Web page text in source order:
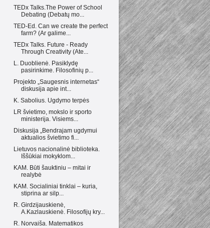
TEDx Talks.The Power of School
Debating (Debatų mo...
TED-Ed. Can we create the perfect
farm? (Ar galime...
TEDx Talks. Future - Ready
Through Creativity (Ate...
L. Duoblienė. Pasiklydę
pasirinkime. Filosofinių p...
Projekto „Saugesnis internetas“
diskusija apie int...
K. Sabolius. Ugdymo terpės
LR švietimo, mokslo ir sporto
ministerija. Visiems...
Diskusija „Bendrajam ugdymui
aktualios švietimo fi...
Lietuvos nacionalinė biblioteka.
Iššūkiai mokyklom...
KAM. Būti šauktiniu – mitai ir
realybė
KAM. Socialiniai tinklai – kuria,
stiprina ar silp...
R. Girdzijauskienė,
A.Kazlauskienė. Filosofijų kry...
R. Norvaiša. Matematikos